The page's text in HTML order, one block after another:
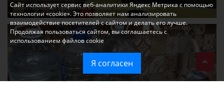
Ozon перестал принимать новые заказы в Крым
Сайт использует сервис веб-аналитики Яндекс Метрика с помощью
технологии «cookie». Это позволяет нам анализировать
взаимодействие посетителей с сайтом и делать его лучше.
Продолжая пользоваться сайтом, вы соглашаетесь с
использованием файлов cookie
Я согласен